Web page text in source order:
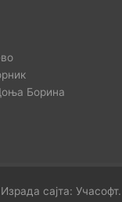
Борина
сајта: Учасофт.